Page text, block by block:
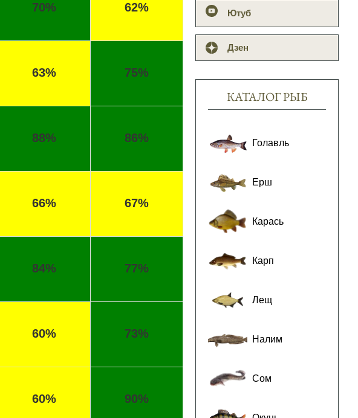
70% 62%
63% 75%
88% 86%
66% 67%
84% 77%
60% 73%
60% 90%
Ютуб
Дзен
КАТАЛОГ РЫБ
Голавль
Ерш
Карась
Карп
Лещ
Налим
Сом